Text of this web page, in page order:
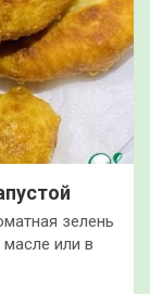
зелень
или в